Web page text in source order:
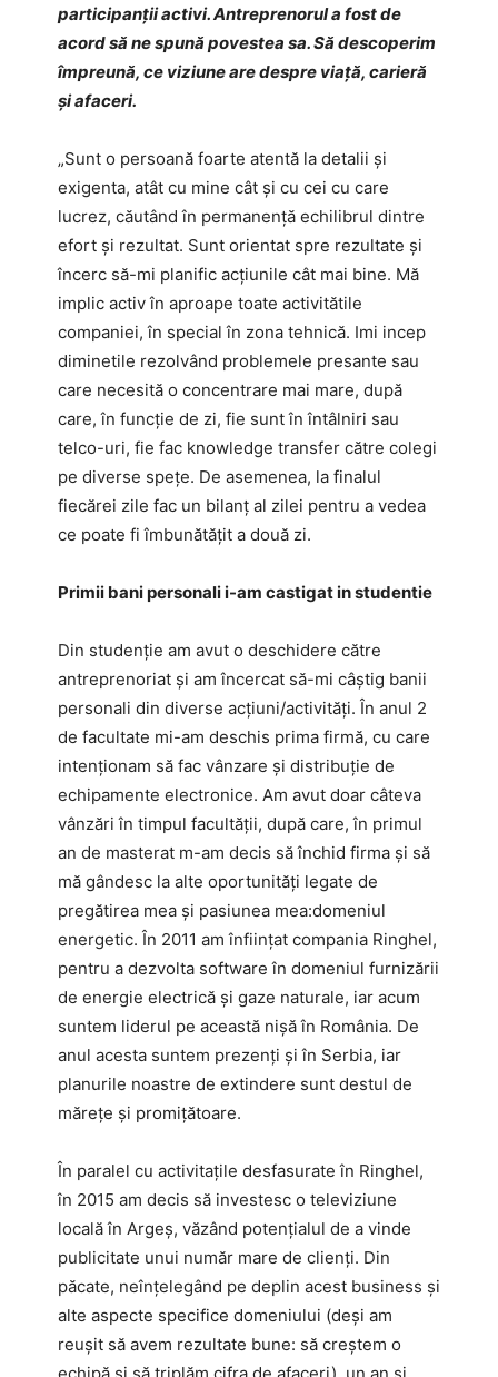
participanții activi. Antreprenorul a fost de
acord să ne spună povestea sa. Să descoperim
împreună, ce viziune are despre viață, carieră
și afaceri.
„Sunt o persoană foarte atentă la detalii și
exigenta, atât cu mine cât și cu cei cu care
lucrez, căutând în permanență echilibrul dintre
efort și rezultat. Sunt orientat spre rezultate și
încerc să-mi planific acțiunile cât mai bine. Mă
implic activ în aproape toate activitătile
companiei, în special în zona tehnică. Imi incep
diminetile rezolvând problemele presante sau
care necesită o concentrare mai mare, după
care, în funcție de zi, fie sunt în întâlniri sau
telco-uri, fie fac knowledge transfer către colegi
pe diverse spețe. De asemenea, la finalul
fiecărei zile fac un bilanț al zilei pentru a vedea
ce poate fi îmbunătățit a două zi.
Primii bani personali i-am castigat in studentie
Din studenție am avut o deschidere către
antreprenoriat și am încercat să-mi câștig banii
personali din diverse acțiuni/activități. În anul 2
de facultate mi-am deschis prima firmă, cu care
intenționam să fac vânzare și distribuție de
echipamente electronice. Am avut doar câteva
vânzări în timpul facultății, după care, în primul
an de masterat m-am decis să închid firma și să
mă gândesc la alte oportunități legate de
pregătirea mea și pasiunea mea:domeniul
energetic. În 2011 am înființat compania Ringhel,
pentru a dezvolta software în domeniul furnizării
de energie electrică și gaze naturale, iar acum
suntem liderul pe această nișă în România. De
anul acesta suntem prezenți și în Serbia, iar
planurile noastre de extindere sunt destul de
mărețe și promițătoare.
În paralel cu activitațile desfasurate în Ringhel,
în 2015 am decis să investesc o televiziune
locală în Argeș, văzând potențialul de a vinde
publicitate unui număr mare de clienți. Din
păcate, neînțelegând pe deplin acest business și
alte aspecte specifice domeniului (deși am
reușit să avem rezultate bune: să creștem o